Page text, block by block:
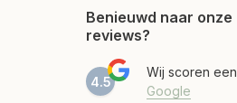
Benieuwd naar onze
reviews?
4.5
Wij scoren een
Google